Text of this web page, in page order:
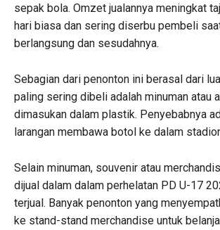
sepak bola. Omzet jualannya meningkat
hari biasa dan sering diserbu pembeli
berlangsung dan sesudahnya.
Sebagian dari penonton ini berasal dari
paling sering dibeli adalah minuman atau
dimasukan dalam plastik. Penyebabnya
larangan membawa botol ke dalam
Selain minuman, souvenir atau
dijual dalam dalam perhelatan PD U-17
terjual. Banyak penonton yang
ke stand-stand merchandise untuk